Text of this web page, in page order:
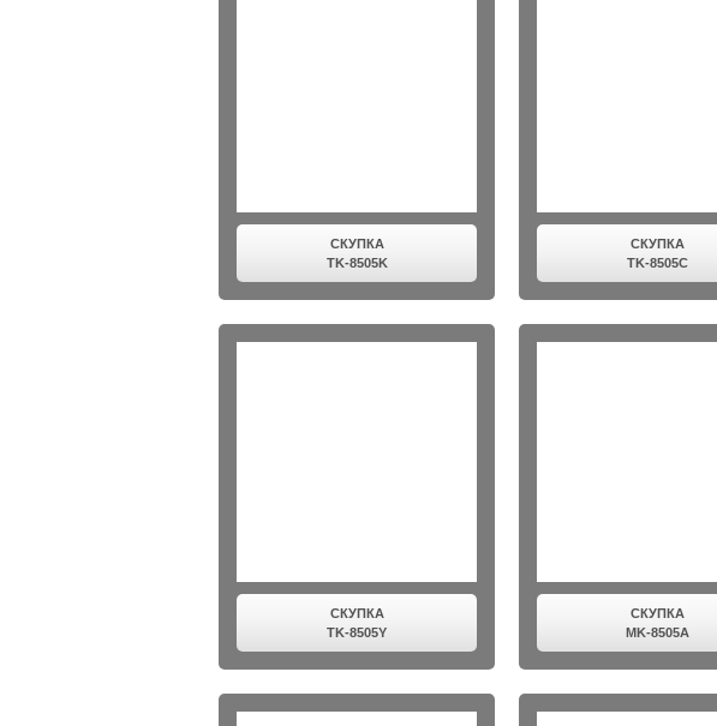
СКУПКА
TK-8505K
СКУПКА
TK-8505C
СКУПКА
TK-8505Y
СКУПКА
MK-8505A